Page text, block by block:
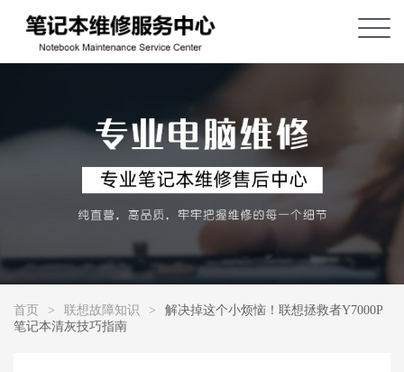
首页 > 联想故障知识 >
解决掉这个小烦恼！联想拯救者Y7000P
笔记本清灰技巧指南